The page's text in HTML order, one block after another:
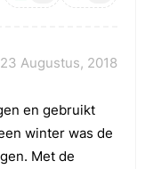
23 Augustus, 2018
en gebruikt
winter was de
Met de